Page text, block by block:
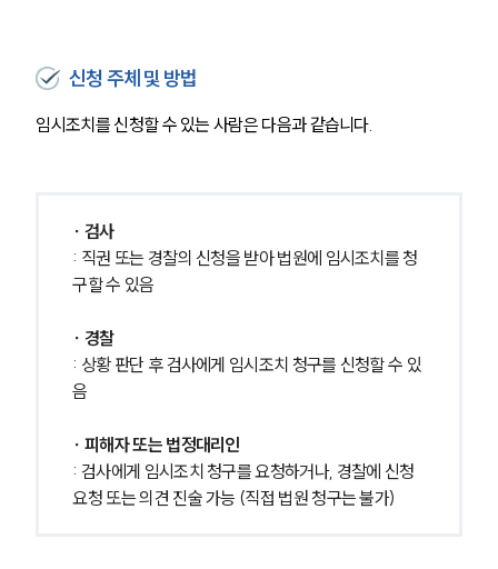
신청 주체 및 방법
임시조치를 신청할 수 있는 사람은 다음과 같습니다.
∙ 검사
: 직권 또는 경찰의 신청을 받아 법원에 임시조치를 청
구할 수 있음
∙ 경찰
: 상황 판단 후 검사에게 임시조치 청구를 신청할 수 있
음
∙ 피해자 또는 법정대리인
: 검사에게 임시조치 청구를 요청하거나, 경찰에 신청
요청 또는 의견 진술 가능 (직접 법원 청구는 불가)